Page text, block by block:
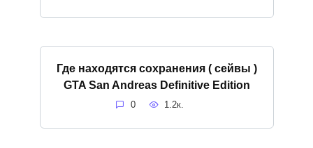
Где находятся сохранения ( сейвы )
GTA San Andreas Definitive Edition
0 1.2к.